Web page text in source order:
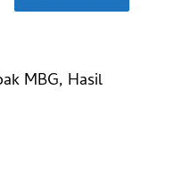
MBG, Hasil